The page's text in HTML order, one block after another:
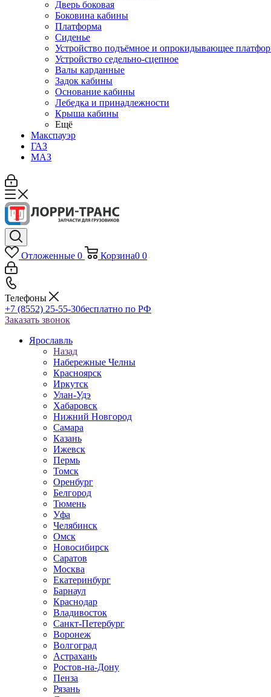
Дверь боковая
Боковина кабины
Платформа
Сиденье
Устройство подъёмное и опрокидывающее
Устройство седельно-сцепное
Валы карданные
Задок кабины
Основание кабины
Лебедка и принадлежности
Крыша кабины
Ещё
Макспауэр
ГАЗ
МАЗ
Отложенные 0 Корзина0 0
Телефоны
+7 (8552) 25-55-30бесплатно по РФ
Заказать звонок
Ярославль
Назад
Набережные Челны
Красноярск
Иркутск
Улан-Удэ
Хабаровск
Нижний Новгород
Самара
Казань
Ижевск
Пермь
Томск
Оренбург
Белгород
Тюмень
Уфа
Челябинск
Омск
Новосибирск
Саратов
Москва
Екатеринбург
Барнаул
Краснодар
Владивосток
Санкт-Петербург
Воронеж
Волгоград
Астрахань
Ростов-на-Дону
Пенза
Рязань